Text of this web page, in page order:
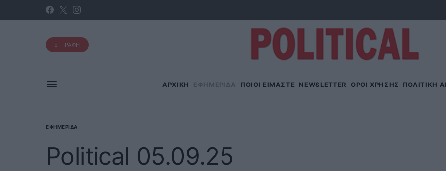
ΕΓΓΡΑΦΗ
ΑΡΧΙΚΗ ΕΦΗΜΕΡΙΔΑ ΠΟΙΟΙ ΕΙΜΑΣΤΕ NEWSLETTER OΡΟΙ ΧΡΗΣΗΣ-ΠΟΛΙΤΙΚΗ
ΕΦΗΜΕΡΊΔΑ
Political 05.09.25